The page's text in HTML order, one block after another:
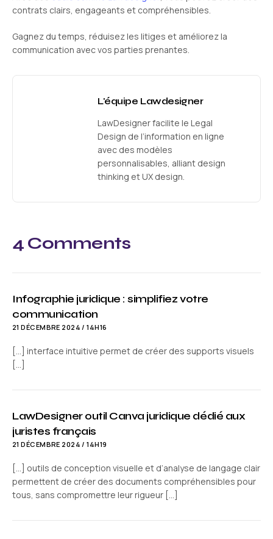
contrats clairs, engageants et compréhensibles.
Gagnez du temps, réduisez les litiges et améliorez la
communication avec vos parties prenantes.
L'équipe Lawdesigner
LawDesigner facilite le Legal
Design de l’information en ligne
avec des modèles
personnalisables, alliant design
thinking et UX design.
4 Comments
Infographie juridique : simplifiez votre
communication
21 DÉCEMBRE 2024 / 14H16
[…] interface intuitive permet de créer des supports visuels
[…]
LawDesigner outil Canva juridique dédié aux
juristes français
21 DÉCEMBRE 2024 / 14H19
[…] outils de conception visuelle et d’analyse de langage clair
permettent de créer des documents compréhensibles pour
tous, sans compromettre leur rigueur […]